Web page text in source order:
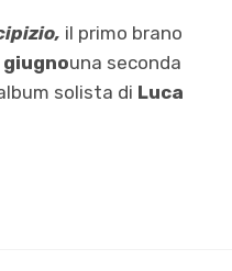
il primo brano
una seconda
solista di Luca